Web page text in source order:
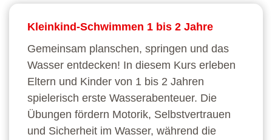
Kleinkind-Schwimmen 1 bis 2 Jahre
Gemeinsam planschen, springen und das
Wasser entdecken! In diesem Kurs erleben
Eltern und Kinder von 1 bis 2 Jahren
spielerisch erste Wasserabenteuer. Die
Übungen fördern Motorik, Selbstvertrauen
und Sicherheit im Wasser, während die